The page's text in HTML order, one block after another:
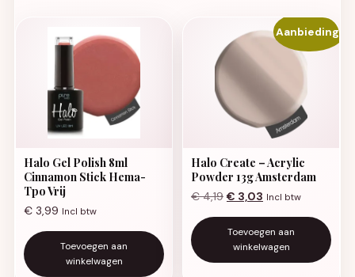
Halo Gel Polish 8ml
Cinnamon Stick Hema-
Tpo Vrij
€ 3,99 Incl btw
Toevoegen aan
winkelwagen
Aanbieding!
Halo Create – Acrylic
Powder 13g Amsterdam
€4,19 Oorspronkelijke prijs
€ 3,03 Huidige prijs is: €
Incl btw
Toevoegen aan
winkelwagen